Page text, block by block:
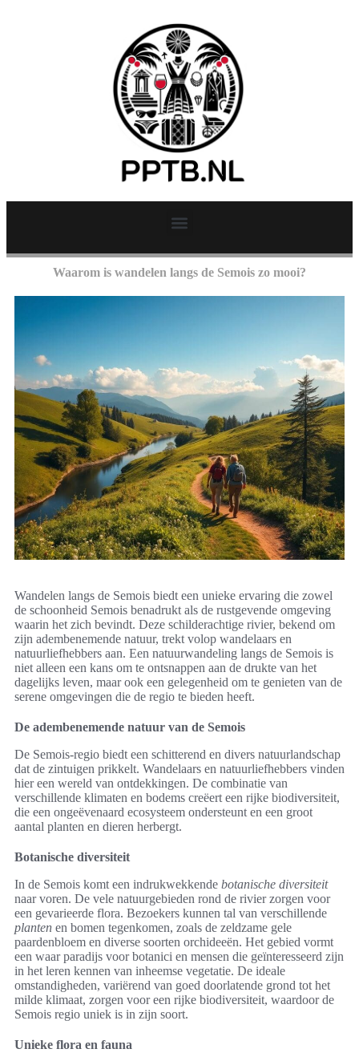
Waarom is wandelen langs de Semois zo mooi?
Wandelen langs de Semois biedt een unieke ervaring die zowel
de schoonheid Semois benadrukt als de rustgevende omgeving
waarin het zich bevindt. Deze schilderachtige rivier, bekend om
zijn adembenemende natuur, trekt volop wandelaars en
natuurliefhebbers aan. Een natuurwandeling langs de Semois is
niet alleen een kans om te ontsnappen aan de drukte van het
dagelijks leven, maar ook een gelegenheid om te genieten van de
serene omgevingen die de regio te bieden heeft.
De adembenemende natuur van de Semois
De Semois-regio biedt een schitterend en divers natuurlandschap
dat de zintuigen prikkelt. Wandelaars en natuurliefhebbers vinden
hier een wereld van ontdekkingen. De combinatie van
verschillende klimaten en bodems creëert een rijke biodiversiteit,
die een ongeëvenaard ecosysteem ondersteunt en een groot
aantal planten en dieren herbergt.
Botanische diversiteit
In de Semois komt een indrukwekkende botanische diversiteit
naar voren. De vele natuurgebieden rond de rivier zorgen voor
een gevarieerde flora. Bezoekers kunnen tal van verschillende
planten en bomen tegenkomen, zoals de zeldzame gele
paardenbloem en diverse soorten orchideeën. Het gebied vormt
een waar paradijs voor botanici en mensen die geïnteresseerd zijn
in het leren kennen van inheemse vegetatie. De ideale
omstandigheden, variërend van goed doorlatende grond tot het
milde klimaat, zorgen voor een rijke biodiversiteit, waardoor de
Semois regio uniek is in zijn soort.
Unieke flora en fauna